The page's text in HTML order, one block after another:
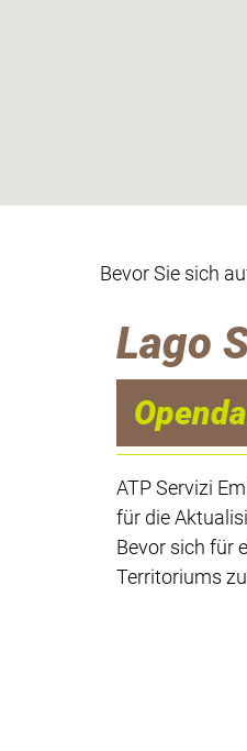
Bevor Sie sich
Lago
ATP Servizi
für die
Bevor sich für
Territoriums